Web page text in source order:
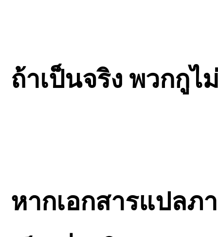
ถ้าเป็นจริง พวกกูไ
หากเอกสารแปลภ